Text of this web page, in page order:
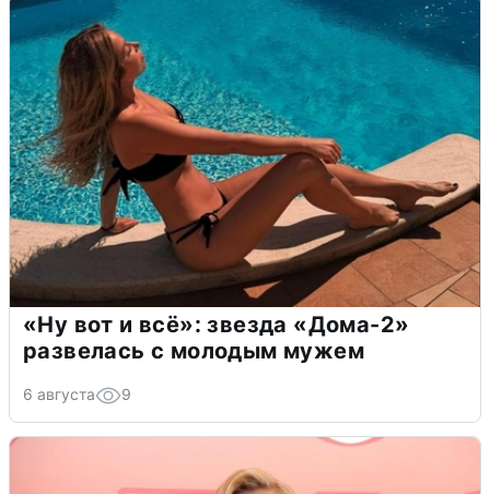
«Ну вот и всё»: звезда «Дома-2»
развелась с молодым мужем
6 августа 9